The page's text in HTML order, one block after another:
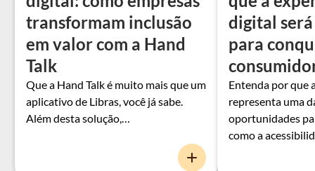
transformam inclusão
em valor com a Hand
Talk
Que a Hand Talk é muito mais que um
aplicativo de Libras, você já sabe.
Além desta solução,…
digital
para
Entenda por que
representa uma
oportunidades
como a